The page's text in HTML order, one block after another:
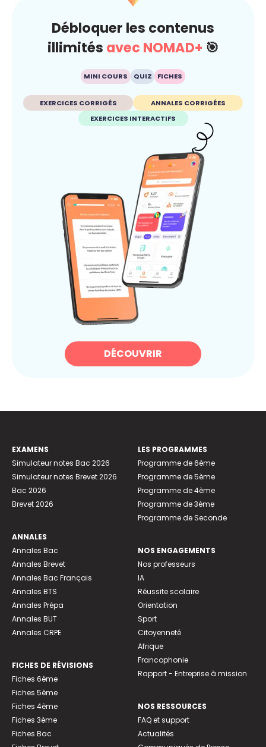
Débloquer les contenus
illimités avec NOMAD+ 🎯
MINI COURS QUIZ FICHES
EXERCICES CORRIGÉS
ANNALES CORRIGÉES
EXERCICES INTERACTIFS
DÉCOUVRIR
EXAMENS
Simulateur notes Bac 2026
Simulateur notes Brevet 2026
Bac 2026
Brevet 2026
ANNALES
Annales Bac
Annales Brevet
Annales Bac Français
Annales BTS
Annales Prépa
Annales BUT
Annales CRPE
FICHES DE RÉVISIONS
Fiches 6ème
Fiches 5ème
Fiches 4ème
Fiches 3ème
Fiches Bac
LES PROGRAMMES
Programme de 6ème
Programme de 5ème
Programme de 4ème
Programme de 3ème
Programme de Seconde
NOS ENGAGEMENTS
Nos professeurs
IA
Réussite scolaire
Orientation
Sport
Citoyenneté
Afrique
Francophonie
Rapport - Entreprise à mission
NOS RESSOURCES
FAQ et support
Actualités